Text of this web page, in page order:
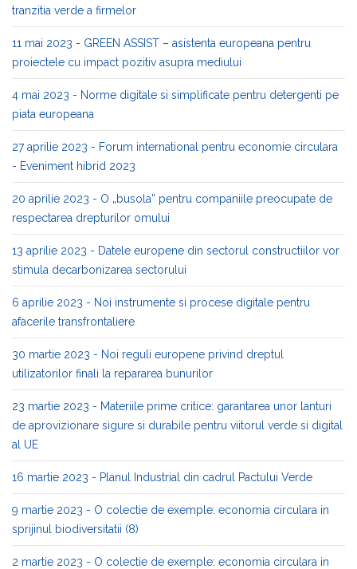
tranzitia verde a firmelor
11 mai 2023 - GREEN ASSIST – asistenta europeana pentru
proiectele cu impact pozitiv asupra mediului
4 mai 2023 - Norme digitale si simplificate pentru detergenti pe
piata europeana
27 aprilie 2023 - Forum international pentru economie circulara
- Eveniment hibrid 2023
20 aprilie 2023 - O „busola” pentru companiile preocupate de
respectarea drepturilor omului
13 aprilie 2023 - Datele europene din sectorul constructiilor vor
stimula decarbonizarea sectorului
6 aprilie 2023 - Noi instrumente si procese digitale pentru
afacerile transfrontaliere
30 martie 2023 - Noi reguli europene privind dreptul
utilizatorilor finali la repararea bunurilor
23 martie 2023 - Materiile prime critice: garantarea unor lanturi
de aprovizionare sigure si durabile pentru viitorul verde si digital
al UE
16 martie 2023 - Planul Industrial din cadrul Pactului Verde
9 martie 2023 - O colectie de exemple: economia circulara in
sprijinul biodiversitatii (8)
2 martie 2023 - O colectie de exemple: economia circulara in